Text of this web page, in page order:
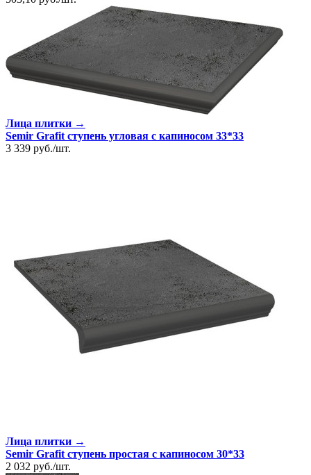
Лица плитки →
Semir Grafit ступень угловая с капиносом 33*33
3 339 руб./шт.
Лица плитки →
Semir Grafit ступень простая с капиносом 30*33
2 032 руб./шт.